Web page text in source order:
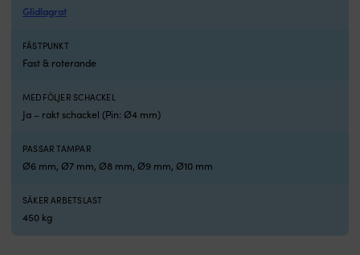
Glidlagrat
FÄSTPUNKT
Fast & roterande
MEDFÖLJER SCHACKEL
Ja – rakt schackel (Pin: Ø4 mm)
PASSAR TAMPAR
Ø6 mm, Ø7 mm, Ø8 mm, Ø9 mm, Ø10 mm
SÄKER ARBETSLAST
450 kg